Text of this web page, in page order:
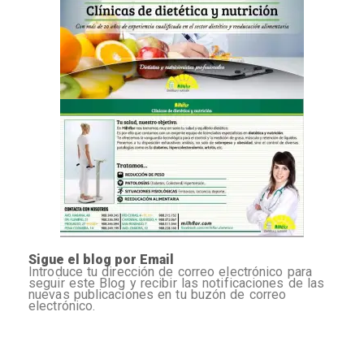
Sigue el blog por Email
Introduce tu dirección de correo electrónico para
seguir este Blog y recibir las notificaciones de las
nuevas publicaciones en tu buzón de correo
electrónico.